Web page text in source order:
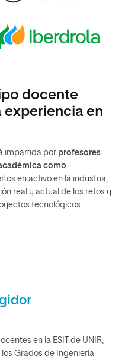
docente
en
impartida por profesores
como
en activo en la industria,
real y actual de los retos y
tecnológicos.
en la ESIT de UNIR,
Grados de Ingeniería